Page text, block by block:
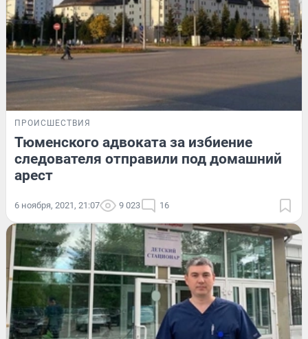
ПРОИСШЕСТВИЯ
Тюменского адвоката за избиение
следователя отправили под домашний
арест
6 ноября, 2021, 21:07 9 023 16